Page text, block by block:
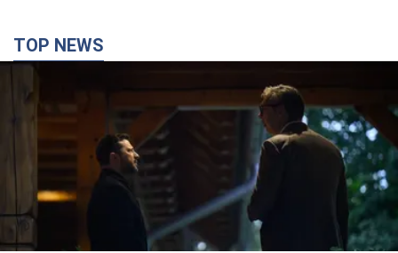
TOP NEWS